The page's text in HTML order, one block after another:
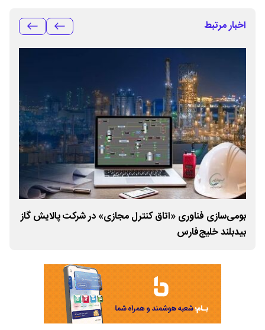
اخبار مرتبط
بومی‌سازی فناوری «اتاق کنترل مجازی» در شرکت پالایش گاز
بیدبلند خلیج‌فارس